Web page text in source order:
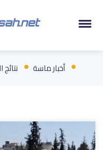
أخبار ماسة